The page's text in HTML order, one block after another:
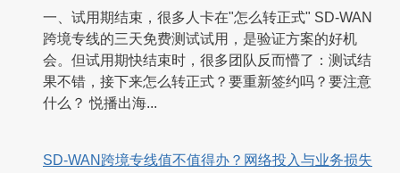
一、试用期结束，很多人卡在"怎么转正式" SD-WAN
跨境专线的三天免费测试试用，是验证方案的好机
会。但试用期快结束时，很多团队反而懵了：测试结
果不错，接下来怎么转正式？要重新签约吗？要注意
什么？ 悦播出海...
SD-WAN跨境专线值不值得办？网络投入与业务损失